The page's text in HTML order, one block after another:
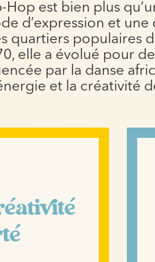
Hop est bien plus
d’expression et une
quartiers populaires
elle a évolué pour
par la danse
et la créativité